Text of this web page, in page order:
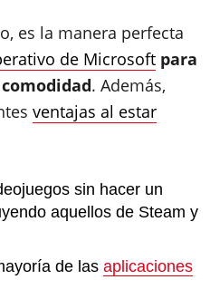
es la manera perfecta
de Microsoft para
. Además,
ventajas al estar
sin hacer un
aquellos de Steam y
de las aplicaciones